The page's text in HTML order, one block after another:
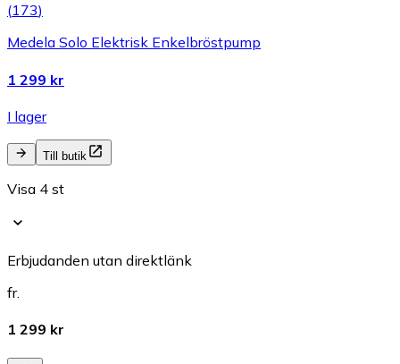
(173)
Medela Solo Elektrisk Enkelbröstpump
1 299 kr
I lager
Till butik
Visa 4 st
Erbjudanden utan direktlänk
fr.
1 299 kr